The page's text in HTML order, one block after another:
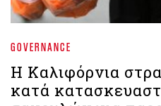
GOVERNANCE
Η Καλιφόρνια
κατά